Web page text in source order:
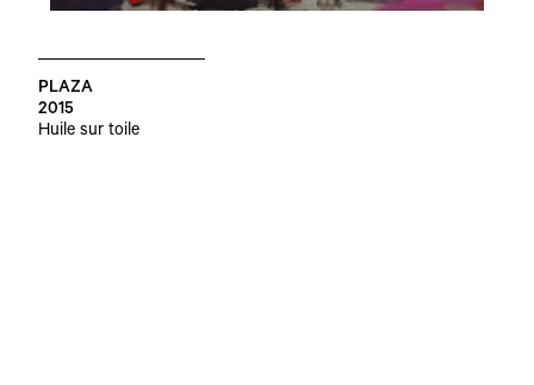
PLAZA
2015
Huile sur toile